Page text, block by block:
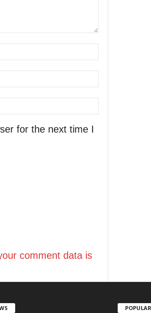
for the next time I
comment data is